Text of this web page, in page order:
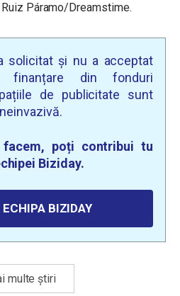
Páramo/Dreamstime.
solicitat și nu a acceptat
din fonduri
de publicitate sunt
poți contribui tu
Biziday.
BIZIDAY
multe știri